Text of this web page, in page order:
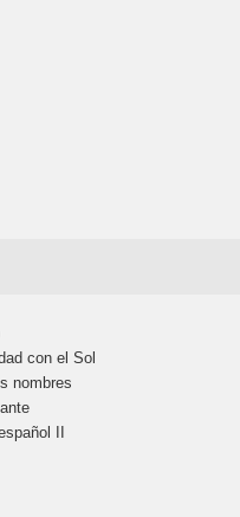
con el Sol
nombres
II